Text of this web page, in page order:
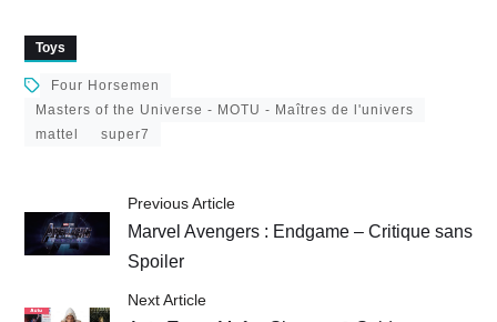
Toys
Four Horsemen
Masters of the Universe - MOTU - Maîtres de l'univers
mattel
super7
Previous Article
Marvel Avengers : Endgame – Critique sans
Spoiler
Next Article